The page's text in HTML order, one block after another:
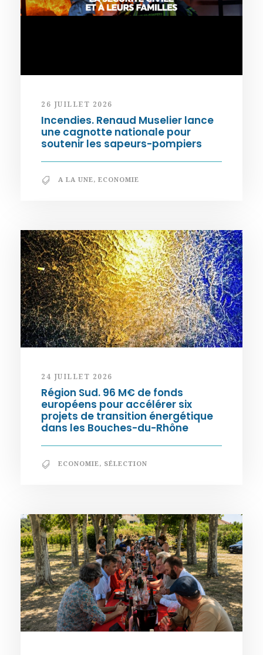
26 JUILLET 2026
Incendies. Renaud Muselier lance
une cagnotte nationale pour
soutenir les sapeurs-pompiers
A LA UNE, ECONOMIE
24 JUILLET 2026
Région Sud. 96 M€ de fonds
européens pour accélérer six
projets de transition énergétique
dans les Bouches-du-Rhône
ECONOMIE, SÉLECTION